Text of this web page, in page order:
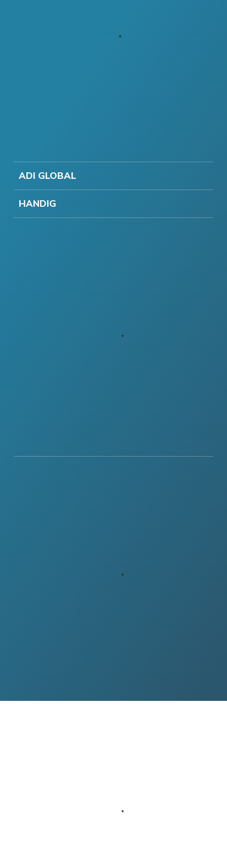
ADI GLOBAL
HANDIG